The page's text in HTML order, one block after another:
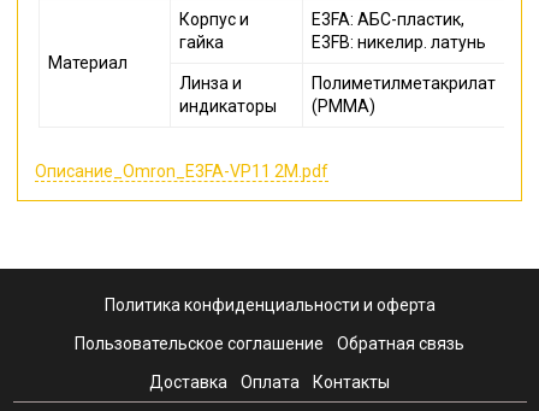
Материал
Корпус и
гайка
E3FA: АБС-пластик,
E3FB: никелир. латунь
Линза и
индикаторы
Полиметилметакрилат
(PMMA)
Описание_Omron_E3FA-VP11 2M.pdf
Политика конфиденциальности и оферта
Пользовательское соглашение Обратная связь
Доставка Оплата Контакты